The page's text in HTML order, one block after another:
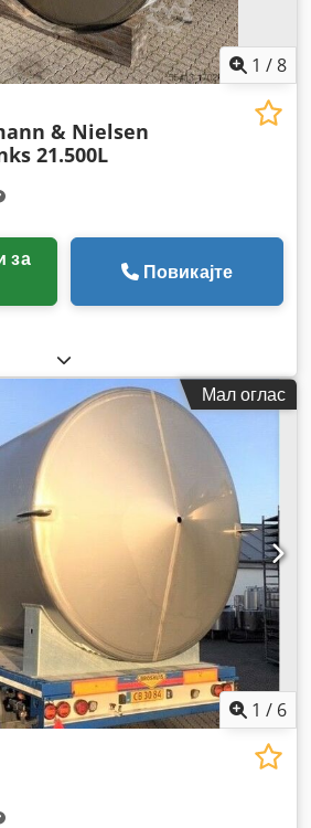
1 /8
& Nielsen
21.500L
Повикајте
Мал оглас
1 / 6